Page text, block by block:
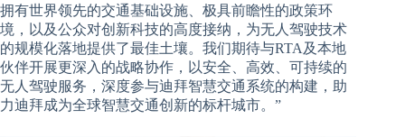
拥有世界领先的交通基础设施、极具前瞻性的政策环
境，以及公众对创新科技的高度接纳，为无人驾驶技术
的规模化落地提供了最佳土壤。我们期待与RTA及本地
伙伴开展更深入的战略协作，以安全、高效、可持续的
无人驾驶服务，深度参与迪拜智慧交通系统的构建，助
力迪拜成为全球智慧交通创新的标杆城市。”